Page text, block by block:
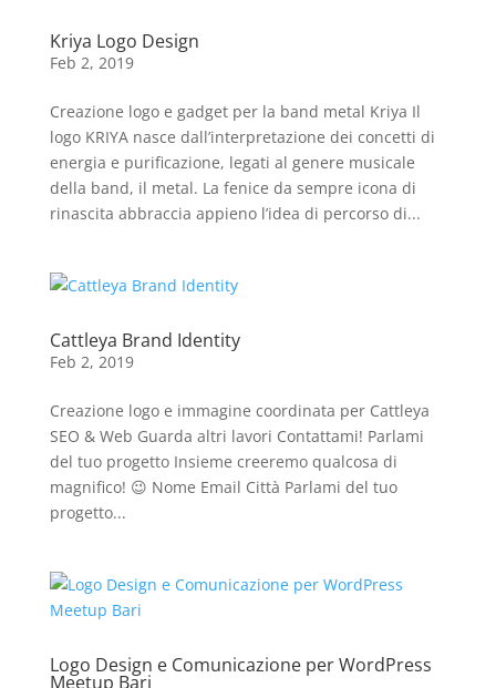
Kriya Logo Design
Feb 2, 2019
Creazione logo e gadget per la band metal Kriya Il
logo KRIYA nasce dall’interpretazione dei concetti di
energia e purificazione, legati al genere musicale
della band, il metal. La fenice da sempre icona di
rinascita abbraccia appieno l’idea di percorso di...
Cattleya Brand Identity
Feb 2, 2019
Creazione logo e immagine coordinata per Cattleya
SEO & Web Guarda altri lavori Contattami! Parlami
del tuo progetto Insieme creeremo qualcosa di
magnifico! 😉 Nome Email Città Parlami del tuo
progetto...
Logo Design e Comunicazione per WordPress
Meetup Bari